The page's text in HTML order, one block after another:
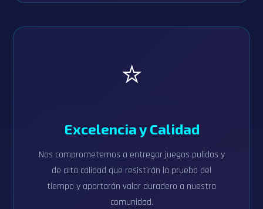
⭐
Excelencia y Calidad
Nos comprometemos a entregar juegos pulidos y
de alta calidad que resistirán la prueba del
tiempo y aportarán valor duradero a nuestra
comunidad.